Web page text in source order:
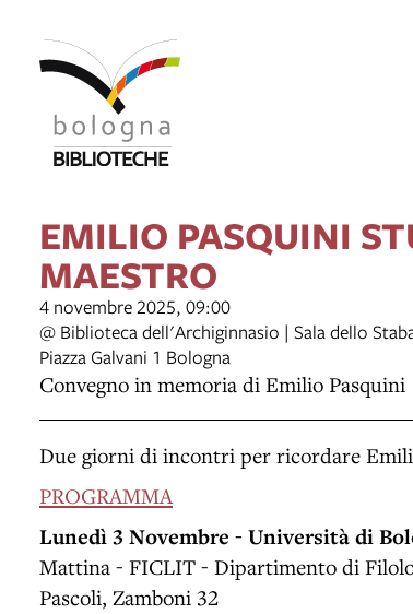
EMILIO PASQUINI
MAESTRO
4 novembre 2025, 09:00
@ Biblioteca dell'Archiginnasio | Sala dello
Piazza Galvani 1 Bologna
Convegno in memoria di Emilio Pasquini
Due giorni di incontri per ricordare
PROGRAMMA
Lunedì 3 Novembre - Università di
Mattina - FICLIT - Dipartimento di
Pascoli, Zamboni 32